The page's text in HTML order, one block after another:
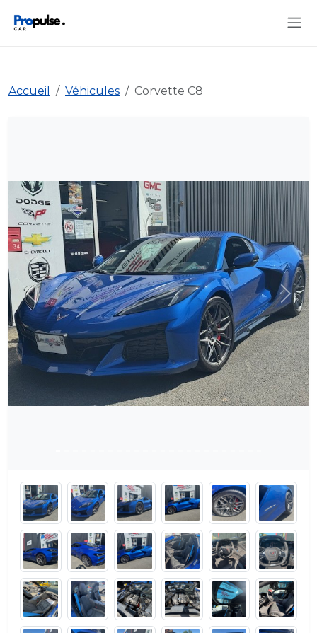
Accueil Véhicules Corvette C8
Précédent